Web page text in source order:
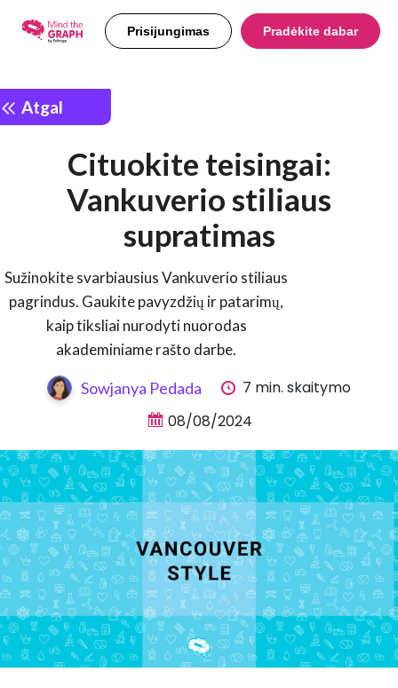
Prisijungimas Pradėkite dabar
Atgal
Cituokite teisingai:
Vankuverio stiliaus
supratimas
Sužinokite svarbiausius Vankuverio stiliaus
pagrindus. Gaukite pavyzdžių ir patarimų,
kaip tiksliai nurodyti nuorodas
akademiniame rašto darbe.
Sowjanya Pedada
7 min. skaitymo
08/08/2024